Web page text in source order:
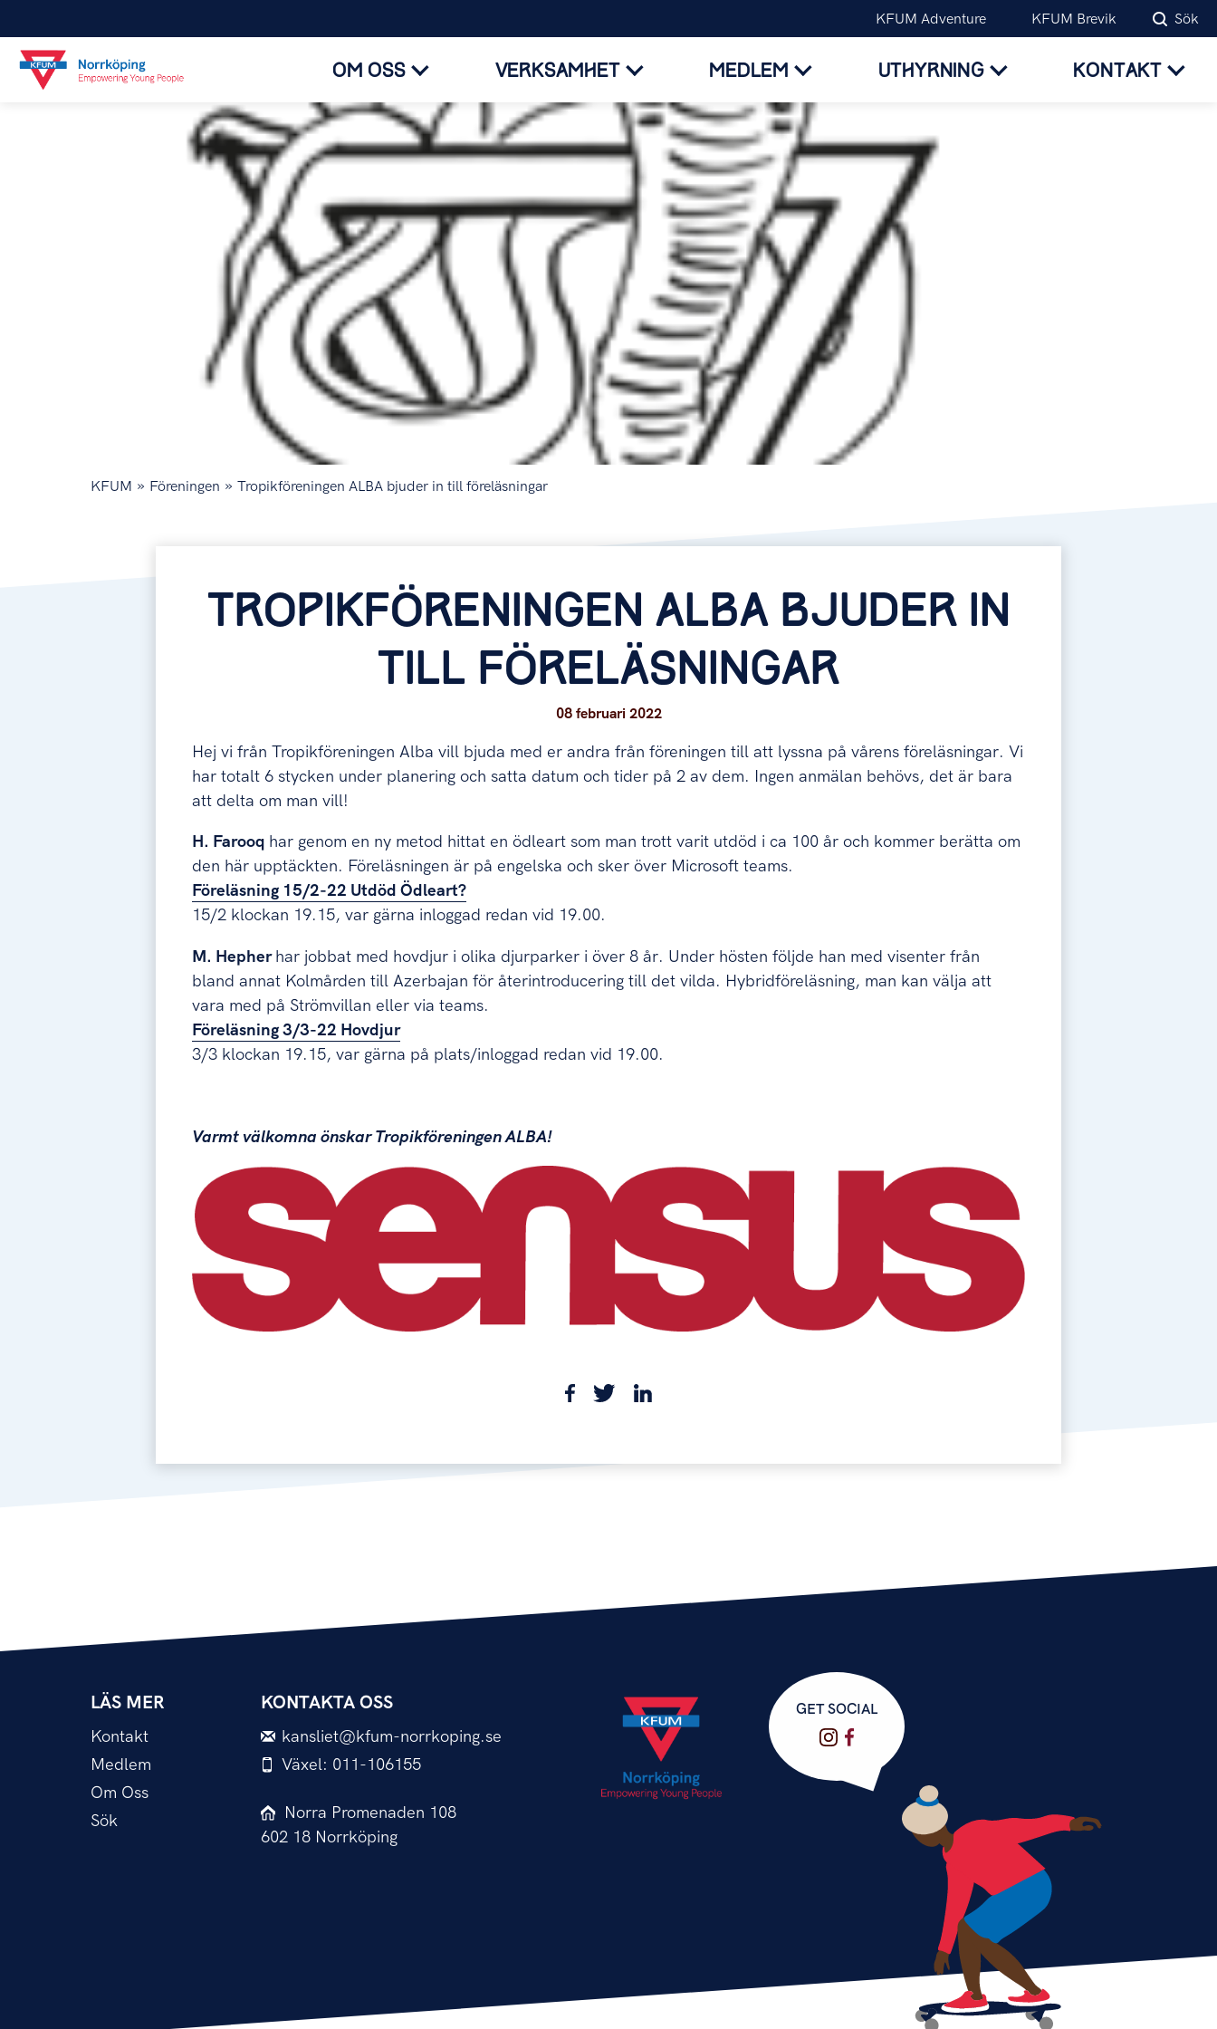
KFUM Adventure KFUM Brevik Sök
OM OSS VERKSAMHET MEDLEM UTHYRNING KONTAKT
KFUM » Föreningen » Tropikföreningen ALBA bjuder in till föreläsningar
TROPIKFÖRENINGEN ALBA BJUDER IN
TILL FÖRELÄSNINGAR
08 februari 2022
Hej vi från Tropikföreningen Alba vill bjuda med er andra från föreningen till att lyssna på vårens föreläsningar. Vi
har totalt 6 stycken under planering och satta datum och tider på 2 av dem. Ingen anmälan behövs, det är bara
att delta om man vill!
H. Farooq har genom en ny metod hittat en ödleart som man trott varit utdöd i ca 100 år och kommer berätta om
den här upptäckten. Föreläsningen är på engelska och sker över Microsoft teams.
Föreläsning 15/2-22 Utdöd Ödleart?
15/2 klockan 19.15, var gärna inloggad redan vid 19.00.
M. Hepherhar jobbat med hovdjur i olika djurparker i över 8 år. Under hösten följde han med visenter från
bland annat Kolmården till Azerbajan för återintroducering till det vilda. Hybridföreläsning, man kan välja att
vara med på Strömvillan eller via teams.
Föreläsning 3/3-22 Hovdjur
3/3 klockan 19.15, var gärna på plats/inloggad redan vid 19.00.
Varmt välkomna önskar Tropikföreningen ALBA!
LÄS MER
Kontakt
Medlem
Om Oss
Sök
KONTAKTA OSS
kansliet@kfum-norrkoping.se
Växel: 011-106155
Norra Promenaden 108
602 18 Norrköping
GET SOCIAL